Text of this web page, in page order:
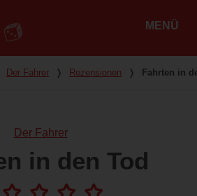
MENÜ
Der Fahrer ❭ Rezensionen ❭ Fahrten in
Der Fahrer
in den Tod